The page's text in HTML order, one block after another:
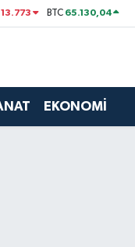
13.773 BTC 65.130,04
EKONOMİ